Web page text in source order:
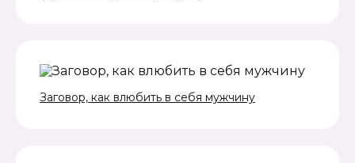
Заговор, как влюбить в себя мужчину